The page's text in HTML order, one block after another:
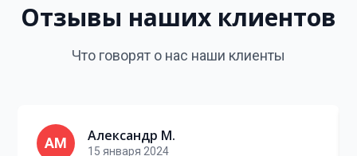
Отзывы наших клиентов
Что говорят о нас наши клиенты
АМ Александр М.
15 января 2024